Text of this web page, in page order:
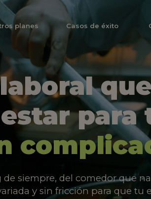
planes Casos de éxito
para
siempre, del comedor que
y sin fricción para que tu